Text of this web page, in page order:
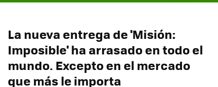
La nueva entrega de 'Misión:
Imposible' ha arrasado en todo el
mundo. Excepto en el mercado
que más le importa